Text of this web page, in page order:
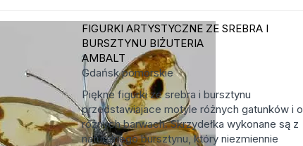
FIGURKI ARTYSTYCZNE ZE SREBRA I
BURSZTYNU BIŻUTERIA
AMBALT
Gdańskpomorskie
Piękne figurki ze srebra i bursztynu
przedstawiajace motyle różnych gatunków i o
różnych barwach. Skrzydełka wykonane są z
naturalnego bursztynu, który niezmiennie